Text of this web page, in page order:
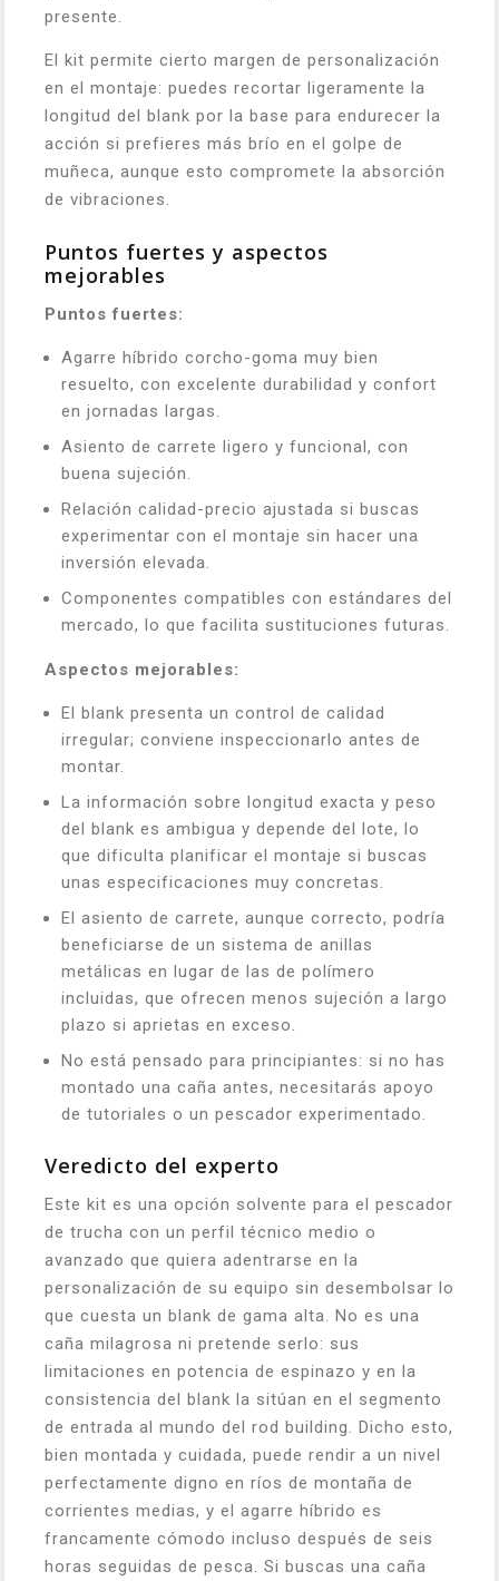
presente.
El kit permite cierto margen de personalización
en el montaje: puedes recortar ligeramente la
longitud del blank por la base para endurecer la
acción si prefieres más brío en el golpe de
muñeca, aunque esto compromete la absorción
de vibraciones.
Puntos fuertes y aspectos
mejorables
Puntos fuertes:
Agarre híbrido corcho-goma muy bien
resuelto, con excelente durabilidad y confort
en jornadas largas.
Asiento de carrete ligero y funcional, con
buena sujeción.
Relación calidad-precio ajustada si buscas
experimentar con el montaje sin hacer una
inversión elevada.
Componentes compatibles con estándares del
mercado, lo que facilita sustituciones futuras.
Aspectos mejorables:
El blank presenta un control de calidad
irregular; conviene inspeccionarlo antes de
montar.
La información sobre longitud exacta y peso
del blank es ambigua y depende del lote, lo
que dificulta planificar el montaje si buscas
unas especificaciones muy concretas.
El asiento de carrete, aunque correcto, podría
beneficiarse de un sistema de anillas
metálicas en lugar de las de polímero
incluidas, que ofrecen menos sujeción a largo
plazo si aprietas en exceso.
No está pensado para principiantes: si no has
montado una caña antes, necesitarás apoyo
de tutoriales o un pescador experimentado.
Veredicto del experto
Este kit es una opción solvente para el pescador
de trucha con un perfil técnico medio o
avanzado que quiera adentrarse en la
personalización de su equipo sin desembolsar lo
que cuesta un blank de gama alta. No es una
caña milagrosa ni pretende serlo: sus
limitaciones en potencia de espinazo y en la
consistencia del blank la sitúan en el segmento
de entrada al mundo del rod building
. Dicho esto,
bien montada y cuidada, puede rendir a un nivel
perfectamente digno en ríos de montaña de
corrientes medias, y el agarre híbrido es
francamente cómodo incluso después de seis
horas seguidas de pesca. Si buscas una caña